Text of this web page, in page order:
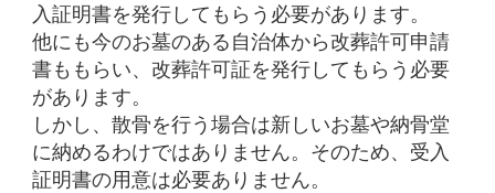
入証明書を発行してもらう必要があります。
他にも今のお墓のある自治体から改葬許可申請
書ももらい、改葬許可証を発行してもらう必要
があります。
しかし、散骨を行う場合は新しいお墓や納骨堂
に納めるわけではありません。そのため、受入
証明書の用意は必要ありません。